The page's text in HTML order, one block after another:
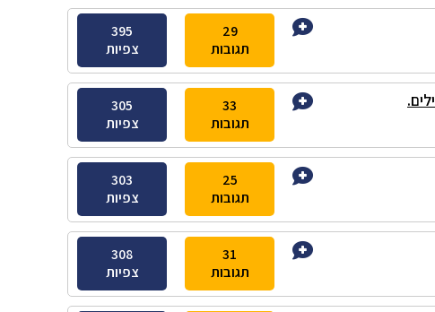
29
תגובות
395
צפיות
33
תגובות
305
צפיות
25
תגובות
303
צפיות
31
תגובות
308
צפיות